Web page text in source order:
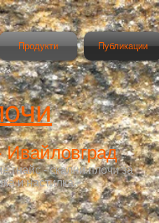
Продукти Публикации
гнайс - скални плочи за
и настилка.